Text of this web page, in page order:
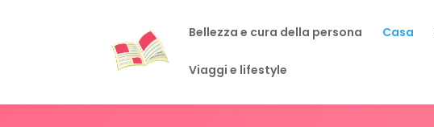
Bellezza e cura della persona Casa
Viaggi e lifestyle